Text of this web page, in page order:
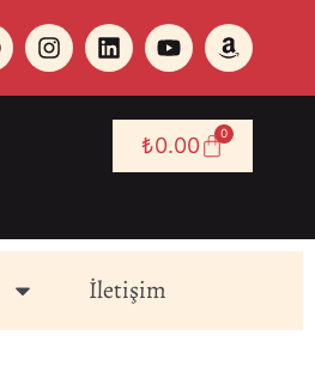
₺0.00 0
İletişim